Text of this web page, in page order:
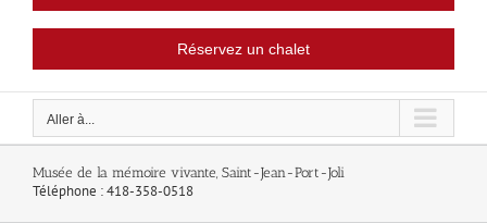
Réservez un chalet
Aller à...
Musée de la mémoire vivante, Saint-Jean-Port-Joli
Téléphone : 418-358-0518